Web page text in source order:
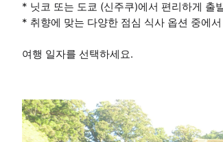
* 닛코 또는 도쿄 (신주쿠)에서 편리하게 출
* 취향에 맞는 다양한 점심 식사 옵션 중에
여행 일자를 선택하세요.